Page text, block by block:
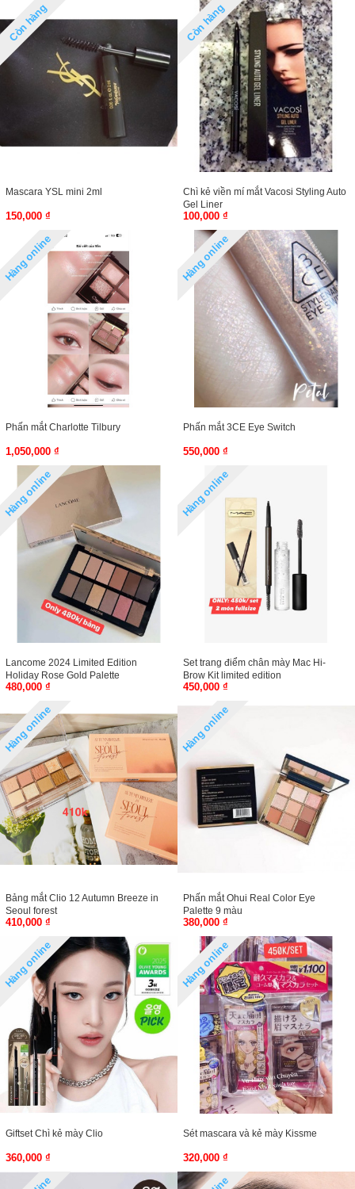
Còn hàng
Mascara YSL mini 2ml
150,000 ₫
Còn hàng
Chì kẻ viền mí mắt Vacosi Styling Auto
Gel Liner
100,000 ₫
Hàng online
Phấn mắt Charlotte Tilbury
1,050,000 ₫
Hàng online
Phấn mắt 3CE Eye Switch
550,000 ₫
Hàng online
Lancome 2024 Limited Edition
Holiday Rose Gold Palette
Eyeshadow
480,000 ₫
Hàng online
Set trang điểm chân mày Mac Hi-
Brow Kit limited edition
450,000 ₫
Hàng online
Bảng mắt Clio 12 Autumn Breeze in
Seoul forest
410,000 ₫
Hàng online
Phấn mắt Ohui Real Color Eye
Palette 9 màu
380,000 ₫
Hàng online
Giftset Chì kẻ mày Clio
360,000 ₫
Hàng online
Sét mascara và kẻ mày Kissme
320,000 ₫